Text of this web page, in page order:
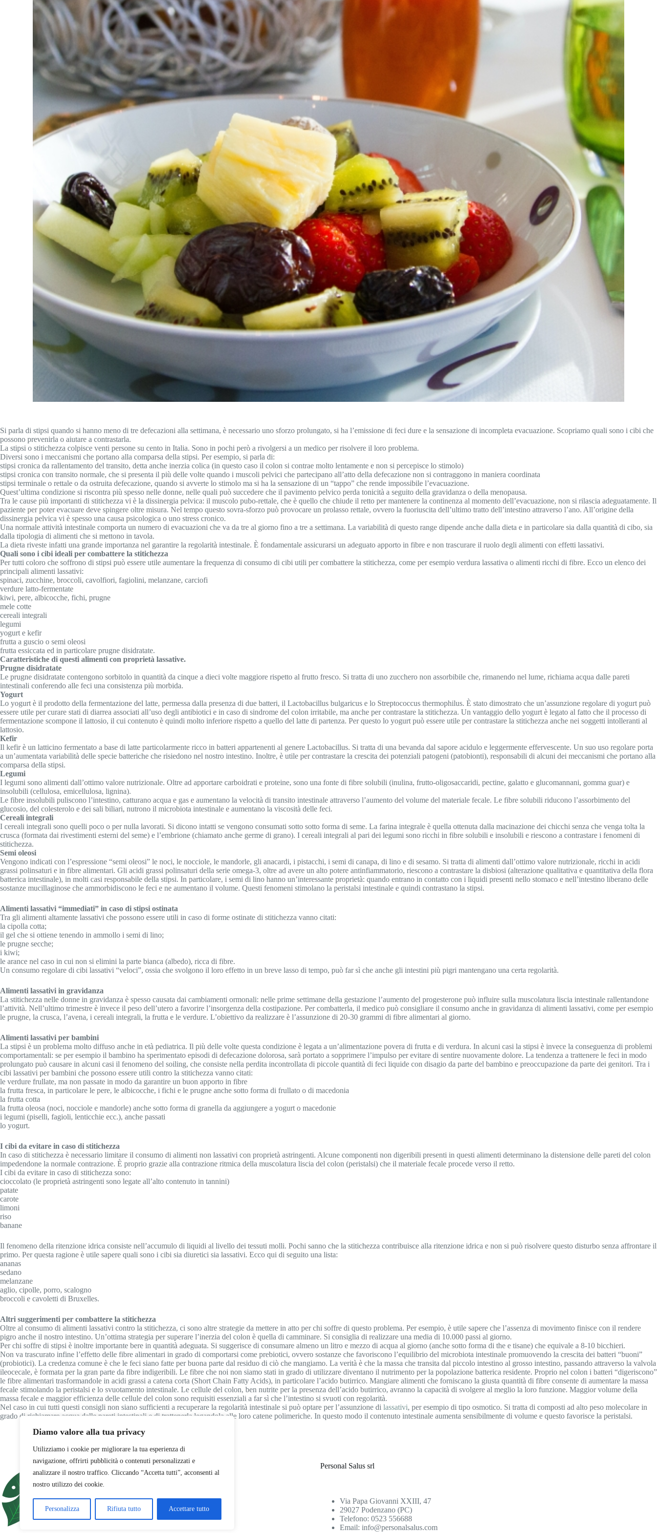
Diamo valore alla tua privacy
Utilizziamo i cookie per migliorare la tua esperienza di
navigazione, offrirti pubblicità o contenuti personalizzati e
analizzare il nostro traffico. Cliccando “Accetta tutti”, acconsenti al
nostro utilizzo dei cookie.
Personalizza Rifiuta tutto Accettare tutto
Si parla di stipsi quando si hanno meno di tre defecazioni alla settimana, è necessario uno sforzo prolungato, si ha l’emissione di feci dure e la sensazione di incompleta evacuazione. Scopriamo quali sono i cibi che
possono prevenirla o aiutare a contrastarla.
La stipsi o stitichezza colpisce venti persone su cento in Italia. Sono in pochi però a rivolgersi a un medico per risolvere il loro problema.
Diversi sono i meccanismi che portano alla comparsa della stipsi. Per esempio, si parla di:
stipsi cronica da rallentamento del transito, detta anche inerzia colica (in questo caso il colon si contrae molto lentamente e non si percepisce lo stimolo)
stipsi cronica con transito normale, che si presenta il più delle volte quando i muscoli pelvici che partecipano all’atto della defecazione non si contraggono in maniera coordinata
stipsi terminale o rettale o da ostruita defecazione, quando si avverte lo stimolo ma si ha la sensazione di un “tappo” che rende impossibile l’evacuazione.
Quest’ultima condizione si riscontra più spesso nelle donne, nelle quali può succedere che il pavimento pelvico perda tonicità a seguito della gravidanza o della menopausa.
Tra le cause più importanti di stitichezza vi è la dissinergia pelvica: il muscolo pubo-rettale, che è quello che chiude il retto per mantenere la continenza al momento dell’evacuazione, non si rilascia adeguatamente. Il
paziente per poter evacuare deve spingere oltre misura. Nel tempo questo sovra-sforzo può provocare un prolasso rettale, ovvero la fuoriuscita dell’ultimo tratto dell’intestino attraverso l’ano. All’origine della
dissinergia pelvica vi è spesso una causa psicologica o uno stress cronico.
Una normale attività intestinale comporta un numero di evacuazioni che va da tre al giorno fino a tre a settimana. La variabilità di questo range dipende anche dalla dieta e in particolare sia dalla quantità di cibo, sia
dalla tipologia di alimenti che si mettono in tavola.
La dieta riveste infatti una grande importanza nel garantire la regolarità intestinale. È fondamentale assicurarsi un adeguato apporto in fibre e non trascurare il ruolo degli alimenti con effetti lassativi.
Quali sono i cibi ideali per combattere la stitichezza
Per tutti coloro che soffrono di stipsi può essere utile aumentare la frequenza di consumo di cibi utili per combattere la stitichezza, come per esempio verdura lassativa o alimenti ricchi di fibre. Ecco un elenco dei
principali alimenti lassativi:
spinaci, zucchine, broccoli, cavolfiori, fagiolini, melanzane, carciofi
verdure latto-fermentate
kiwi, pere, albicocche, fichi, prugne
mele cotte
cereali integrali
legumi
yogurt e kefir
frutta a guscio o semi oleosi
frutta essiccata ed in particolare prugne disidratate.
Caratteristiche di questi alimenti con proprietà lassative.
Prugne disidratate
Le prugne disidratate contengono sorbitolo in quantità da cinque a dieci volte maggiore rispetto al frutto fresco. Si tratta di uno zucchero non assorbibile che, rimanendo nel lume, richiama acqua dalle pareti
intestinali conferendo alle feci una consistenza più morbida.
Yogurt
Lo yogurt è il prodotto della fermentazione del latte, permessa dalla presenza di due batteri, il Lactobacillus bulgaricus e lo Streptococcus thermophilus. È stato dimostrato che un’assunzione regolare di yogurt può
essere utile per curare stati di diarrea associati all’uso degli antibiotici e in caso di sindrome del colon irritabile, ma anche per contrastare la stitichezza. Un vantaggio dello yogurt è legato al fatto che il processo di
fermentazione scompone il lattosio, il cui contenuto è quindi molto inferiore rispetto a quello del latte di partenza. Per questo lo yogurt può essere utile per contrastare la stitichezza anche nei soggetti intolleranti al
lattosio.
Kefir
Il kefir è un latticino fermentato a base di latte particolarmente ricco in batteri appartenenti al genere Lactobacillus. Si tratta di una bevanda dal sapore acidulo e leggermente effervescente. Un suo uso regolare porta
a un’aumentata variabilità delle specie batteriche che risiedono nel nostro intestino. Inoltre, è utile per contrastare la crescita dei potenziali patogeni (patobionti), responsabili di alcuni dei meccanismi che portano alla
comparsa della stipsi.
Legumi
I legumi sono alimenti dall’ottimo valore nutrizionale. Oltre ad apportare carboidrati e proteine, sono una fonte di fibre solubili (inulina, frutto-oligosaccaridi, pectine, galatto e glucomannani, gomma guar) e
insolubili (cellulosa, emicellulosa, lignina).
Le fibre insolubili puliscono l’intestino, catturano acqua e gas e aumentano la velocità di transito intestinale attraverso l’aumento del volume del materiale fecale. Le fibre solubili riducono l’assorbimento del
glucosio, del colesterolo e dei sali biliari, nutrono il microbiota intestinale e aumentano la viscosità delle feci.
Cereali integrali
I cereali integrali sono quelli poco o per nulla lavorati. Si dicono intatti se vengono consumati sotto sotto forma di seme. La farina integrale è quella ottenuta dalla macinazione dei chicchi senza che venga tolta la
crusca (formata dai rivestimenti esterni del seme) e l’embrione (chiamato anche germe di grano). I cereali integrali al pari dei legumi sono ricchi in fibre solubili e insolubili e riescono a contrastare i fenomeni di
stitichezza.
Semi oleosi
Vengono indicati con l’espressione “semi oleosi” le noci, le nocciole, le mandorle, gli anacardi, i pistacchi, i semi di canapa, di lino e di sesamo. Si tratta di alimenti dall’ottimo valore nutrizionale, ricchi in acidi
grassi polinsaturi e in fibre alimentari. Gli acidi grassi polinsaturi della serie omega-3, oltre ad avere un alto potere antinfiammatorio, riescono a contrastare la disbiosi (alterazione qualitativa e quantitativa della flora
batterica intestinale), in molti casi responsabile della stipsi. In particolare, i semi di lino hanno un’interessante proprietà: quando entrano in contatto con i liquidi presenti nello stomaco e nell’intestino liberano delle
sostanze mucillaginose che ammorbidiscono le feci e ne aumentano il volume. Questi fenomeni stimolano la peristalsi intestinale e quindi contrastano la stipsi.
Alimenti lassativi “immediati” in caso di stipsi ostinata
Tra gli alimenti altamente lassativi che possono essere utili in caso di forme ostinate di stitichezza vanno citati:
la cipolla cotta;
il gel che si ottiene tenendo in ammollo i semi di lino;
le prugne secche;
i kiwi;
le arance nel caso in cui non si elimini la parte bianca (albedo), ricca di fibre.
Un consumo regolare di cibi lassativi “veloci”, ossia che svolgono il loro effetto in un breve lasso di tempo, può far sì che anche gli intestini più pigri mantengano una certa regolarità.
Alimenti lassativi in gravidanza
La stitichezza nelle donne in gravidanza è spesso causata dai cambiamenti ormonali: nelle prime settimane della gestazione l’aumento del progesterone può influire sulla muscolatura liscia intestinale rallentandone
l’attività. Nell’ultimo trimestre è invece il peso dell’utero a favorire l’insorgenza della costipazione. Per combatterla, il medico può consigliare il consumo anche in gravidanza di alimenti lassativi, come per esempio
le prugne, la crusca, l’avena, i cereali integrali, la frutta e le verdure. L’obiettivo da realizzare è l’assunzione di 20-30 grammi di fibre alimentari al giorno.
Alimenti lassativi per bambini
La stipsi è un problema molto diffuso anche in età pediatrica. Il più delle volte questa condizione è legata a un’alimentazione povera di frutta e di verdura. In alcuni casi la stipsi è invece la conseguenza di problemi
comportamentali: se per esempio il bambino ha sperimentato episodi di defecazione dolorosa, sarà portato a sopprimere l’impulso per evitare di sentire nuovamente dolore. La tendenza a trattenere le feci in modo
prolungato può causare in alcuni casi il fenomeno del soiling, che consiste nella perdita incontrollata di piccole quantità di feci liquide con disagio da parte del bambino e preoccupazione da parte dei genitori. Tra i
cibi lassativi per bambini che possono essere utili contro la stitichezza vanno citati:
le verdure frullate, ma non passate in modo da garantire un buon apporto in fibre
la frutta fresca, in particolare le pere, le albicocche, i fichi e le prugne anche sotto forma di frullato o di macedonia
la frutta cotta
la frutta oleosa (noci, nocciole e mandorle) anche sotto forma di granella da aggiungere a yogurt o macedonie
i legumi (piselli, fagioli, lenticchie ecc.), anche passati
lo yogurt.
I cibi da evitare in caso di stitichezza
In caso di stitichezza è necessario limitare il consumo di alimenti non lassativi con proprietà astringenti. Alcune componenti non digeribili presenti in questi alimenti determinano la distensione delle pareti del colon
impedendone la normale contrazione. È proprio grazie alla contrazione ritmica della muscolatura liscia del colon (peristalsi) che il materiale fecale procede verso il retto.
I cibi da evitare in caso di stitichezza sono:
cioccolato (le proprietà astringenti sono legate all’alto contenuto in tannini)
patate
carote
limoni
riso
banane
Il fenomeno della ritenzione idrica consiste nell’accumulo di liquidi al livello dei tessuti molli. Pochi sanno che la stitichezza contribuisce alla ritenzione idrica e non si può risolvere questo disturbo senza affrontare il
primo. Per questa ragione è utile sapere quali sono i cibi sia diuretici sia lassativi. Ecco qui di seguito una lista:
ananas
sedano
melanzane
aglio, cipolle, porro, scalogno
broccoli e cavoletti di Bruxelles.
Altri suggerimenti per combattere la stitichezza
Oltre al consumo di alimenti lassativi contro la stitichezza, ci sono altre strategie da mettere in atto per chi soffre di questo problema. Per esempio, è utile sapere che l’assenza di movimento finisce con il rendere
pigro anche il nostro intestino. Un’ottima strategia per superare l’inerzia del colon è quella di camminare. Si consiglia di realizzare una media di 10.000 passi al giorno.
Per chi soffre di stipsi è inoltre importante bere in quantità adeguata. Si suggerisce di consumare almeno un litro e mezzo di acqua al giorno (anche sotto forma di the e tisane) che equivale a 8-10 bicchieri.
Non va trascurato infine l’effetto delle fibre alimentari in grado di comportarsi come prebiotici, ovvero sostanze che favoriscono l’equilibrio del microbiota intestinale promuovendo la crescita dei batteri “buoni”
(probiotici). La credenza comune è che le feci siano fatte per buona parte dal residuo di ciò che mangiamo. La verità è che la massa che transita dal piccolo intestino al grosso intestino, passando attraverso la valvola
ileocecale, è formata per la gran parte da fibre indigeribili. Le fibre che noi non siamo stati in grado di utilizzare diventano il nutrimento per la popolazione batterica residente. Proprio nel colon i batteri “digeriscono”
le fibre alimentari trasformandole in acidi grassi a catena corta (Short Chain Fatty Acids), in particolare l’acido butirrico. Mangiare alimenti che forniscano la giusta quantità di fibre consente di aumentare la massa
fecale stimolando la peristalsi e lo svuotamento intestinale. Le cellule del colon, ben nutrite per la presenza dell’acido butirrico, avranno la capacità di svolgere al meglio la loro funzione. Maggior volume della
massa fecale e maggior efficienza delle cellule del colon sono requisiti essenziali a far sì che l’intestino si svuoti con regolarità.
Nel caso in cui tutti questi consigli non siano sufficienti a recuperare la regolarità intestinale si può optare per l’assunzione di lassativi, per esempio di tipo osmotico. Si tratta di composti ad alto peso molecolare in
grado di richiamare acqua dalle pareti intestinali e di trattenerla legandola alle loro catene polimeriche. In questo modo il contenuto intestinale aumenta sensibilmente di volume e questo favorisce la peristalsi.
farmainforma.net
Personal Salus srl
Via Papa Giovanni XXIII, 47
29027 Podenzano (PC)
Telefono: 0523 556688
Email: info@personalsalus.com